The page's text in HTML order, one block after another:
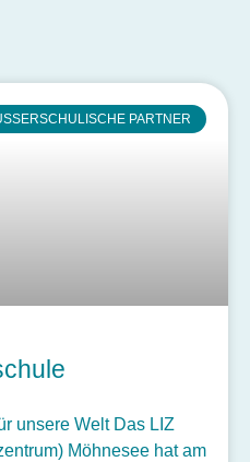
PARTNER
unsere Welt Das LIZ
Möhnesee hat am